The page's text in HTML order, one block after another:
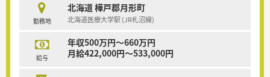
勤務地
北海道 樺戸郡月形町
北海道医療大学駅 (JR札沼線)
給与
年収500万円～660万円
月給422,000円～533,000円